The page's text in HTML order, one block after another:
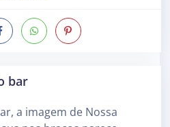
bar
a imagem de Nossa